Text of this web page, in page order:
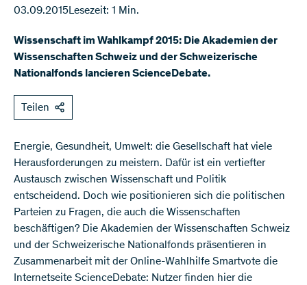
03.09.2015Lesezeit: 1 Min.
Wissenschaft im Wahlkampf 2015: Die Akademien der
Wissenschaften Schweiz und der Schweizerische
Nationalfonds lancieren ScienceDebate.
Teilen
​Energie, Gesundheit, Umwelt: die Gesellschaft hat viele
Herausforderungen zu meistern. Dafür ist ein vertiefter
Austausch zwischen Wissenschaft und Politik
entscheidend. Doch wie positionieren sich die politischen
Parteien zu Fragen, die auch die Wissenschaften
beschäftigen? Die Akademien der Wissenschaften Schweiz
und der Schweizerische Nationalfonds präsentieren in
Zusammenarbeit mit der Online-Wahlhilfe Smartvote die
Internetseite ScienceDebate: Nutzer finden hier die